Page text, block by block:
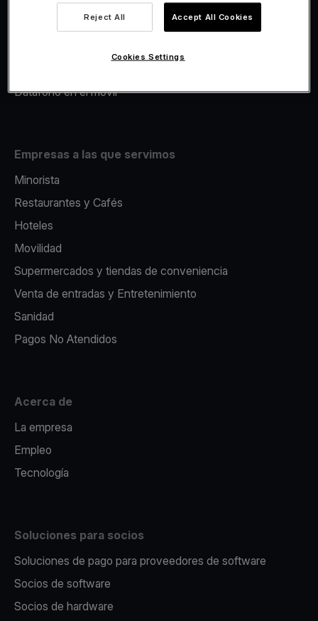
Avance Comercial
Datáfono en el movil
Empresas a las que servimos
Minorista
Restaurantes y Cafés
Hoteles
Movilidad
Supermercados y tiendas de conveniencia
Venta de entradas y Entretenimiento
Sanidad
Pagos No Atendidos
Acerca de
La empresa
Empleo
Tecnología
Soluciones para socios
Soluciones de pago para proveedores de software
Socios de software
Socios de hardware
Reject All Accept All Cookies
Cookies Settings